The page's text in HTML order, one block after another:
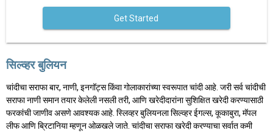
Get Started
सिल्व्हर बुलियन
चांदीचा सराफा बार, नाणी, इनगॉट्स किंवा गोलाकारांच्या स्वरूपात चांदी आहे. जरी सर्व चांदीची
सराफा नाणी समान तयार केलेली नसली तरी, आणि खरेदीदारांना सुशिक्षित खरेदी करण्यासाठी
फरकांची जाणीव असणे आवश्यक आहे. स्लिव्हर बुलियनला सिल्व्हर ईगल्स, कूकाबुरा, मॅपल
लीफ आणि ब्रिटानिया म्हणून ओळखले जाते. चांदीचा सराफा खरेदी करण्याचा सर्वात कमी